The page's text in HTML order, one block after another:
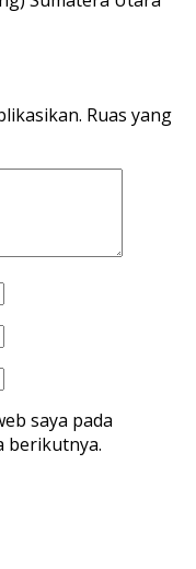
Ruas yang
saya pada
berikutnya.